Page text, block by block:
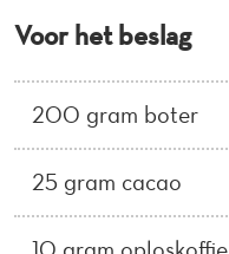
Voor het beslag
200 gram boter
25 gram cacao